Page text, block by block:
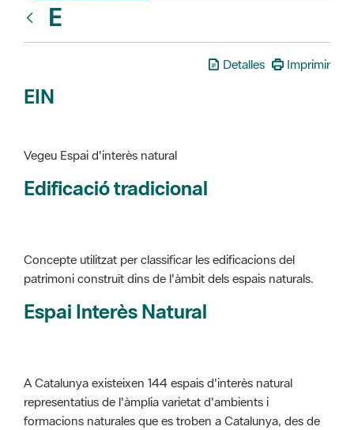
E
Detalles Imprimir
EIN
Vegeu Espai d'interès natural
Edificació tradicional
Concepte utilitzat per classificar les edificacions del
patrimoni construït dins de l'àmbit dels espais naturals.
Espai Interès Natural
A Catalunya existeixen 144 espais d'interès natural
representatius de l'àmplia varietat d'ambients i
formacions naturales que es troben a Catalunya, des de